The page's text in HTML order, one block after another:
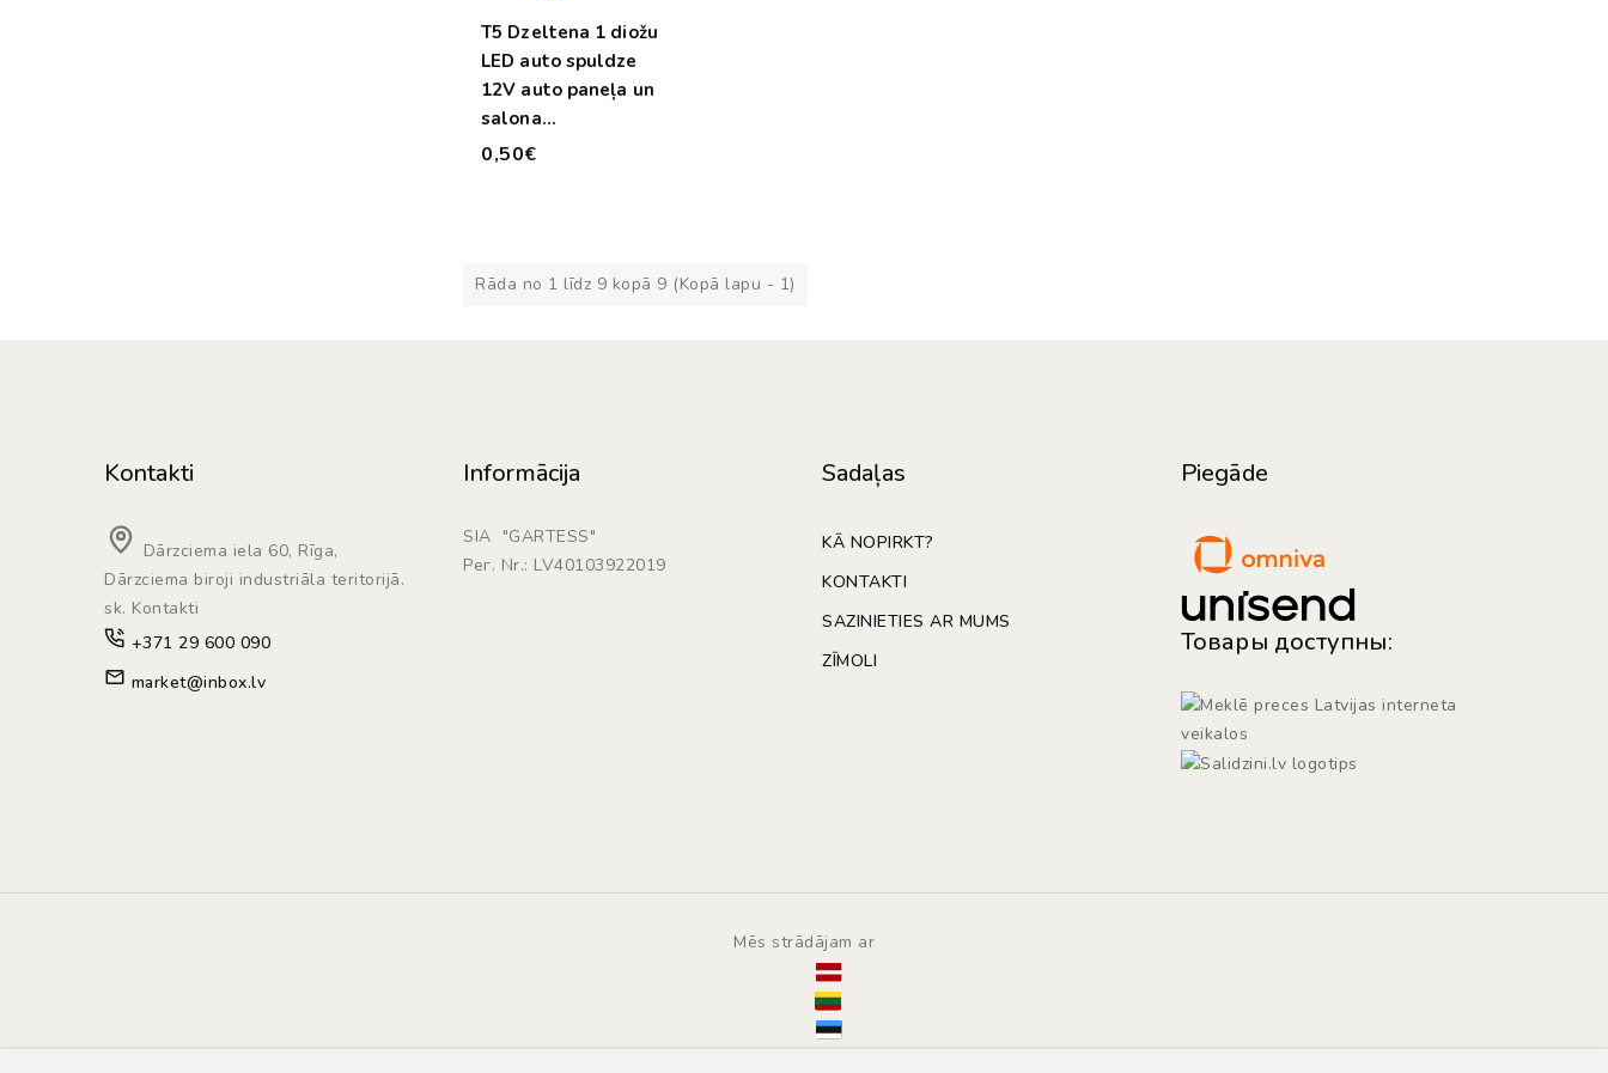
T5 Dzeltena 1 diožu
LED auto spuldze
12V auto paneļa un
salona
apgaismojumam
0,50€
Rāda no 1 līdz 9 kopā 9 (Kopā lapu - 1)
Kontakti
Dārzciema iela 60, Rīga,
Dārzciema biroji industriāla teritorijā.
sk. Kontakti
+371 29 600 090
market@inbox.lv
Informācija
SIA "GARTESS"
Рег. Nr.: LV40103922019
Sadaļas
KĀ NOPIRKT?
KONTAKTI
SAZINIETIES AR MUMS
ZĪMOLI
Piegāde
Товары доступны:
Mēs strādājam ar